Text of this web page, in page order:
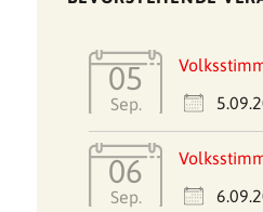
05
Sep.
06
Sep.